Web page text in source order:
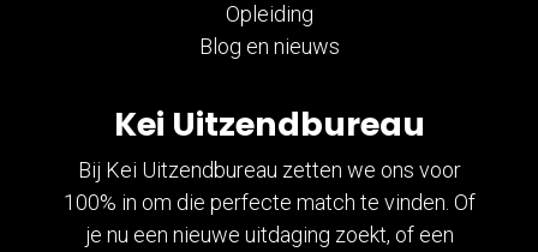
Kei Uitzendbureau
Bij Kei Uitzendbureau zetten we ons voor
100% in om die perfecte match te vinden. Of
je nu een nieuwe uitdaging zoekt, of een
Opleiding
Blog en nieuws